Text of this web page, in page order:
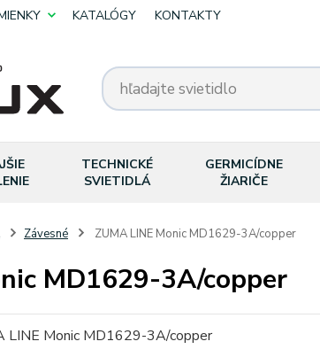
KATALÓGY KONTAKTY
TECHNICKÉ
SVIETIDLÁ
GERMICÍDNE
ŽIARIČE
Závesné ZUMA LINE Monic MD1629-3A/copper
MD1629-3A/copper